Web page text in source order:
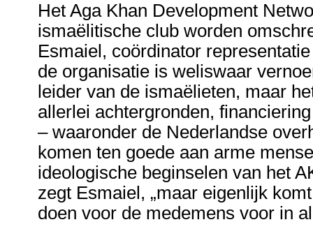
Het Aga Khan Development
ismaëlitische club worden
Esmaiel, coördinator
de organisatie is weliswaar
leider van de ismaëlieten, maar
allerlei achtergronden,
– waaronder de Nederlandse
komen ten goede aan arme
ideologische beginselen van het
zegt Esmaiel, „maar eigenlijk
doen voor de medemens voor in